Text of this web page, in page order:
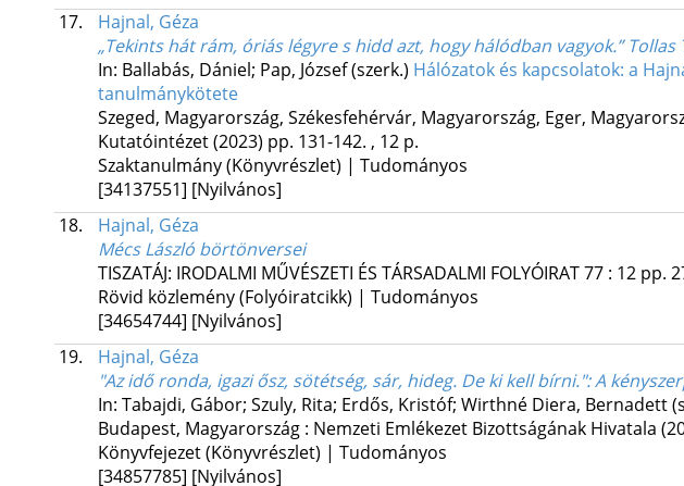
17.
Hajnal, Géza
„Tekints hát rám, óriás légyre s hidd azt, hogy hálódban vagyok.”
In: Ballabás, Dániel; Pap, József (szerk.) Hálózatok és kapcsolatok: a
tanulmánykötete
Szeged, Magyarország, Székesfehérvár, Magyarország, Eger,
Kutatóintézet(2023) pp. 131-142. , 12 p.
Szaktanulmány (Könyvrészlet) | Tudományos
[34137551] [Nyilvános]
18.
Hajnal, Géza
Mécs László börtönversei
TISZATÁJ: IRODALMI MŰVÉSZETI ÉS TÁRSADALMI FOLYÓIRAT77: 12 pp.
Rövid közlemény (Folyóiratcikk) | Tudományos
[34654744] [Nyilvános]
19.
Hajnal, Géza
"Az idő ronda, igazi ősz, sötétség, sár, hideg. De ki kell bírni.": A
In: Tabajdi, Gábor; Szuly, Rita; Erdős, Kristóf; Wirthné Diera, Bernadett
Budapest, Magyarország : Nemzeti Emlékezet Bizottságának Hivatala
Könyvfejezet (Könyvrészlet) | Tudományos
[34857785] [Nyilvános]